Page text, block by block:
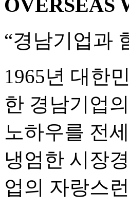
OVERSEAS
“경남기업과
1965년 대한
한 경남기업
노하우를 전
냉엄한 시장
업의 자랑스